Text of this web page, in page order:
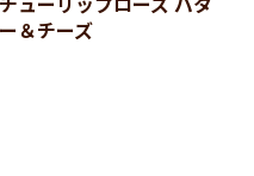
ー＆チーズ